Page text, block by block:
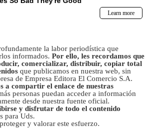
la labor periodística que
informados. Por ello, les recordamos que
comercializar, distribuir, copiar total
que publicamos en nuestra web, sin
de Empresa Editora El Comercio S.A.
a compartir el enlace de nuestras
personas puedan acceder a información
desde nuestra fuente oficial.
y disfrutar de todo el contenido
para Uds.
y valorar este esfuerzo.